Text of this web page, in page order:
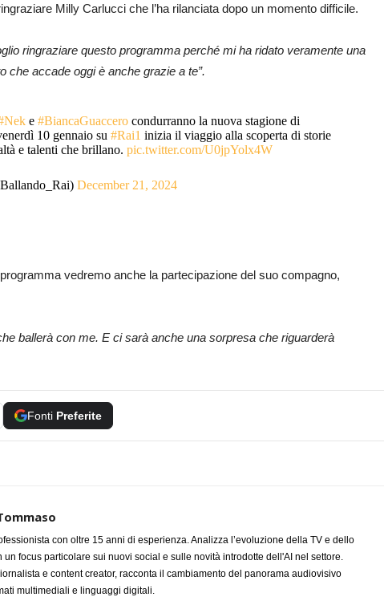
Milly Carlucci che l’ha rilanciata dopo un momento difficile.
ringraziare questo programma perché mi ha ridato veramente una
che accade oggi è anche grazie a te”.
e #BiancaGuaccerocondurranno la nuova stagione di
10 gennaio su #Rai1 inizia il viaggio alla scoperta di storie
e talenti che brillano. pic.twitter.com/U0jpYolx4W
December 21, 2024
vedremo anche la partecipazione del suo compagno,
ballerà con me. E ci sarà anche una sorpresa che riguarderà
Fonti Preferite
con oltre 15 anni di esperienza. Analizza l’evoluzione della TV e dello
un focus particolare sui nuovi social e sulle novità introdotte dell'AI nel settore.
e content creator, racconta il cambiamento del panorama audiovisivo
multimediali e linguaggi digitali.